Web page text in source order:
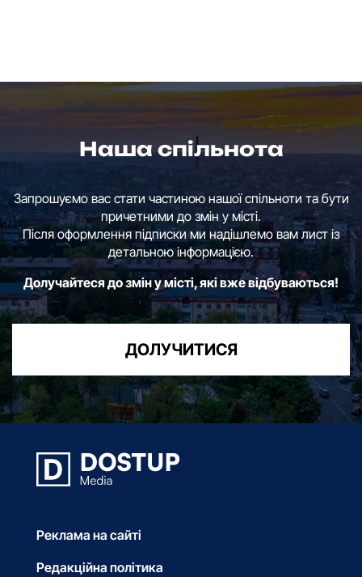
Наша спільнота
Запрошуємо вас стати частиною нашої спільноти та бути
причетними до змін у місті.
Після оформлення підписки ми надішлемо вам лист із
детальною інформацією.
Долучайтеся до змін у місті, які вже відбуваються!
ДОЛУЧИТИСЯ
Реклама на сайті
Редакційна політика